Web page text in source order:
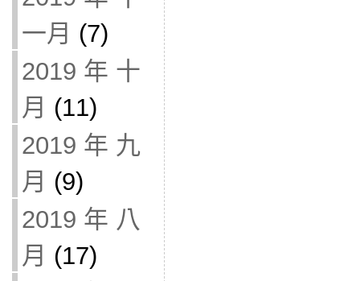
一月 (7)
2019 年 十
月 (11)
2019 年 九
月 (9)
2019 年 八
月 (17)